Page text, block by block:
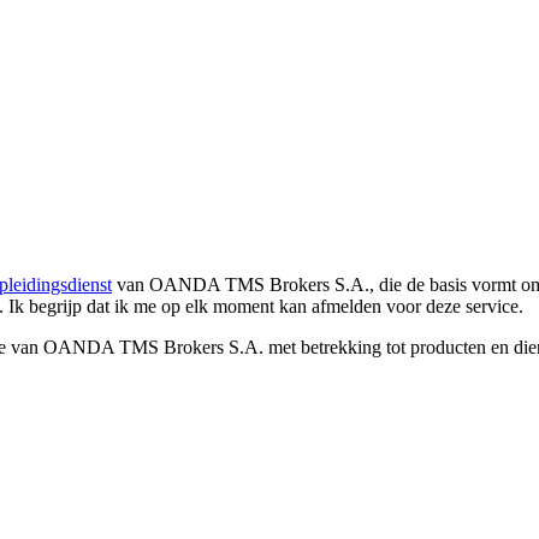
van OANDA TMS Brokers S.A., die de basis vormt
Ik begrijp dat ik me op elk moment kan afmelden voor deze service.
OANDA TMS Brokers S.A. met betrekking tot producten en